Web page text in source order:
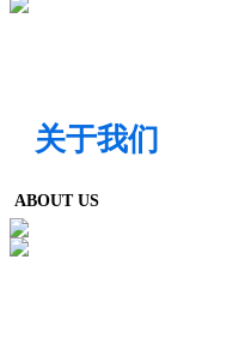
关于我们
ABOUT US